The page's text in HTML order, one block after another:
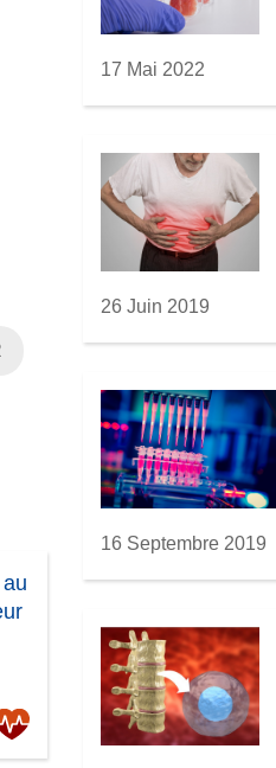
17 Mai 2022
26 Juin 2019
16 Septembre 2019